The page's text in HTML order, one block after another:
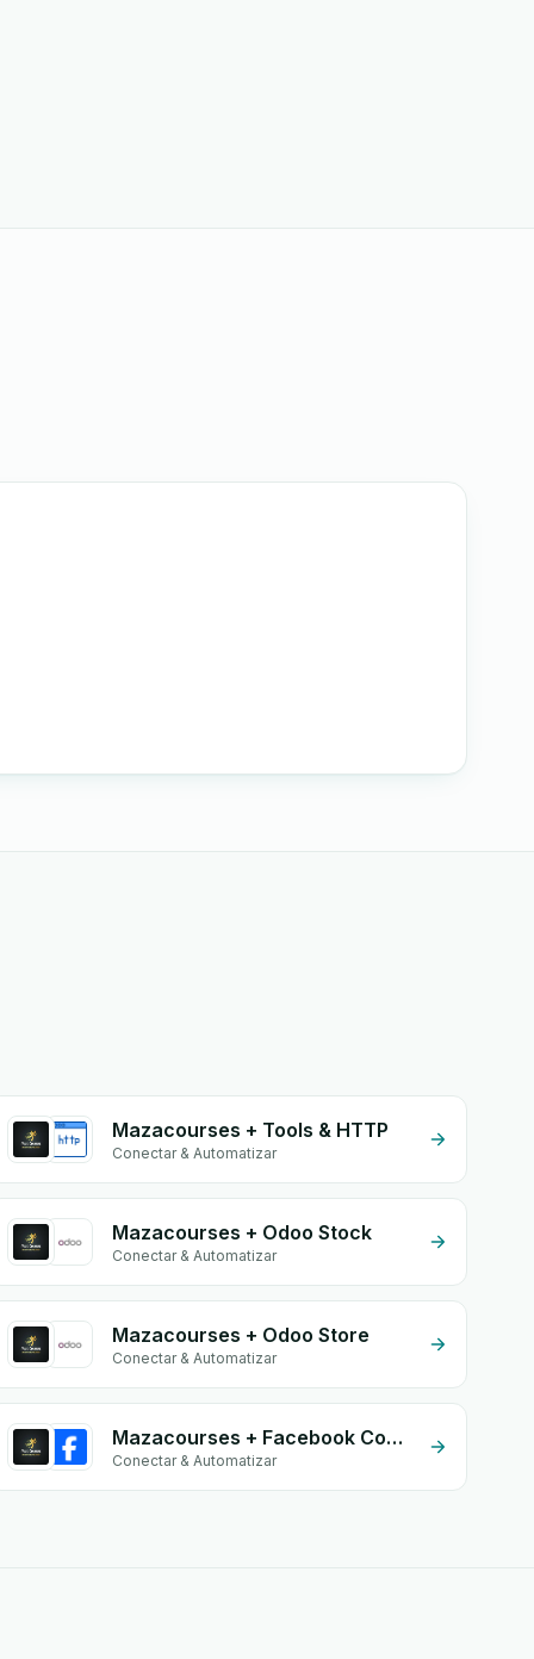
Mazacourses + Tools & HTTP
Conectar & Automatizar
Mazacourses + Odoo Stock
Conectar & Automatizar
Mazacourses + Odoo Store
Conectar & Automatizar
Mazacourses + Facebook Comments
Conectar & Automatizar